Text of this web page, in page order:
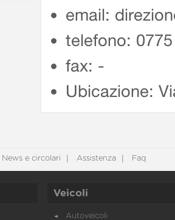
email:
telefono:
fax: -
Ubicazione:
News e circolari Assistenza Faq
Veicoli
Autoveicoli